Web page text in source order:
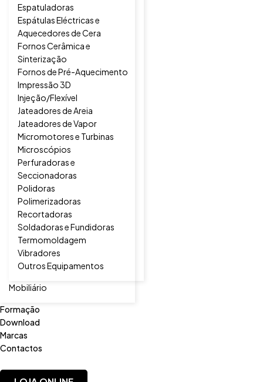
Espatuladoras
Espátulas Eléctricas e
Aquecedores de Cera
Fornos Cerâmica e
Sinterização
Fornos de Pré-Aquecimento
Impressão 3D
Injeção/Flexível
Jateadores de Areia
Jateadores de Vapor
Micromotores e Turbinas
Microscópios
Perfuradoras e
Seccionadoras
Polidoras
Polimerizadoras
Recortadoras
Soldadoras e Fundidoras
Termomoldagem
Vibradores
Outros Equipamentos
Mobiliário
Formação
Download
Marcas
Contactos